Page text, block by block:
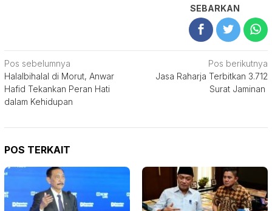
SEBARKAN
Navigasi
pos
Pos sebelumnya
Halalbihalal di Morut, Anwar
Hafid Tekankan Peran Hati
dalam Kehidupan
Pos berikutnya
Jasa Raharja Terbitkan 3.712
Surat Jaminan
POS TERKAIT